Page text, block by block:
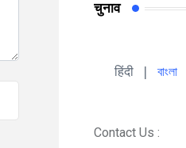
चुनाव
हिंदी | বাংলা
Contact Us :